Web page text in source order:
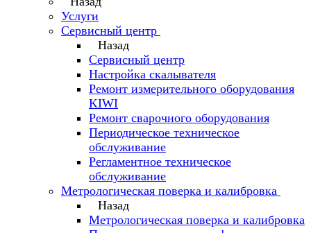
Услуги
Сервисный центр
Назад
Сервисный центр
Настройка скалывателя
Ремонт измерительного оборудования
KIWI
Ремонт сварочного оборудования
Периодическое техническое
обслуживание
Регламентное техническое
обслуживание
Метрологическая поверка и калибровка
Назад
Метрологическая поверка и калибровка